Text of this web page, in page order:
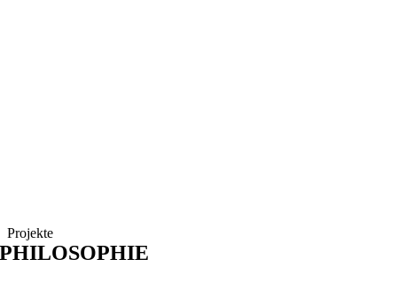
Projekte
PHILOSOPHIE